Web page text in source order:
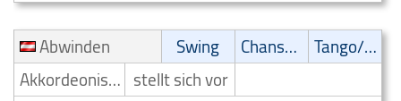
Abwinden
Swing Chanson
Tango/Samba
Akkordeonist/Akkordeonspieler stellt sich vor